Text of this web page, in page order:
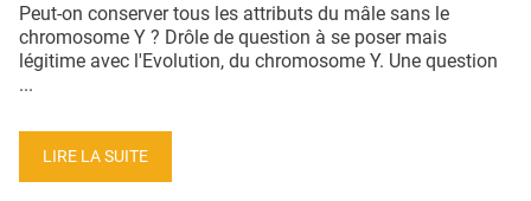
Peut-on conserver tous les attributs du mâle sans le
chromosome Y ? Drôle de question à se poser mais
légitime avec l'Evolution, du chromosome Y. Une question
...
LIRE LA SUITE